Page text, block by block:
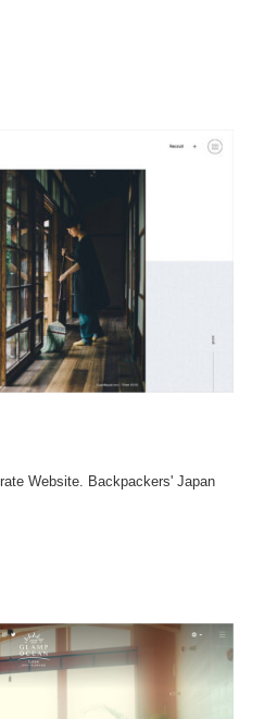
Website. Backpackers' Japan